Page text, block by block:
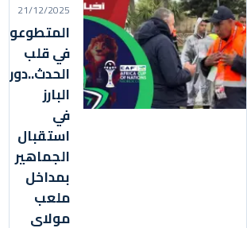
21/12/2025
المتطوعون
في قلب
الحدث..دورهم
البارز
في
استقبال
الجماهير
بمداخل
ملعب
مولاي